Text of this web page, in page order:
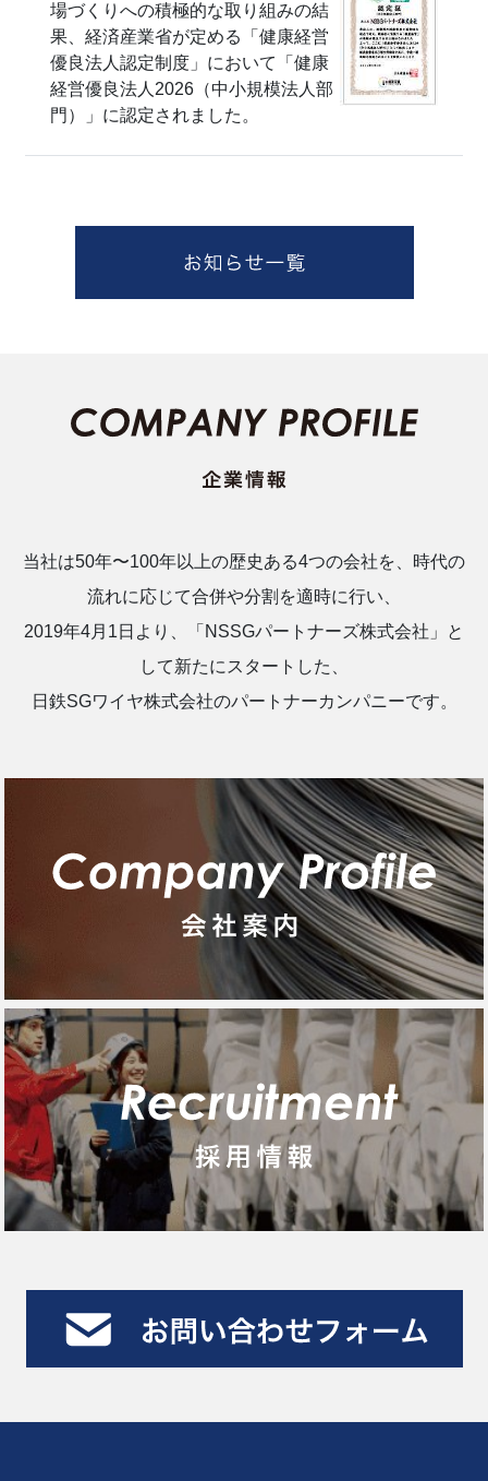
場づくりへの積極的な取り組みの結
果、経済産業省が定める「健康経営
優良法人認定制度」において「健康
経営優良法人2026（中小規模法人部
門）」に認定されました。
当社は50年〜100年以上の歴史ある4つの会社を、時代の
流れに応じて合併や分割を適時に行い、
2019年4月1日より、「NSSGパートナーズ株式会社」と
して新たにスタートした、
日鉄SGワイヤ株式会社のパートナーカンパニーです。